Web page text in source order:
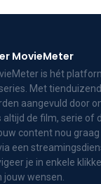
MovieMeter
is hét
Met
aangevuld door
altijd de film, serie of
content nou
een
je in enkele
jouw wensen.